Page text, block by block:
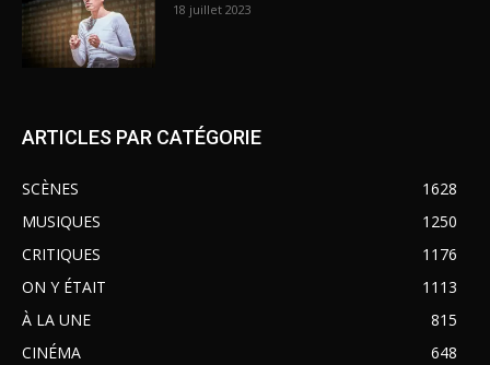
18 juillet 2023
ARTICLES PAR CATÉGORIE
SCÈNES
1628
MUSIQUES
1250
CRITIQUES
1176
ON Y ÉTAIT
1113
À LA UNE
815
CINÉMA
648